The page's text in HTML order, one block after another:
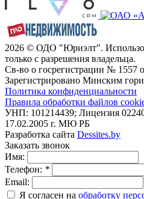
2026 © ОДО "Юриэлт".
только с разрешения владельца.
Св-во о госрегистрации № 1557
Зарегистрировано Минским
Политика конфиденциальности
Правила обработки файлов
УНП: 101214439; Лицензия
17.02.2005 г. МЮ РБ
Разработка сайта Dessites.by
Заказать звонок
Имя:
Телефон: *
Email:
Я согласен на обработку